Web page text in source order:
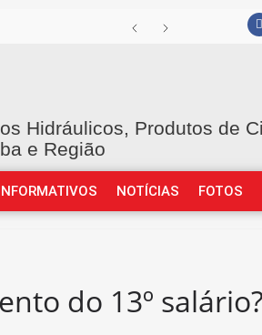
Hidráulicos, Produtos de
e Região
NOTÍCIAS FOTOS
do 13º salário?